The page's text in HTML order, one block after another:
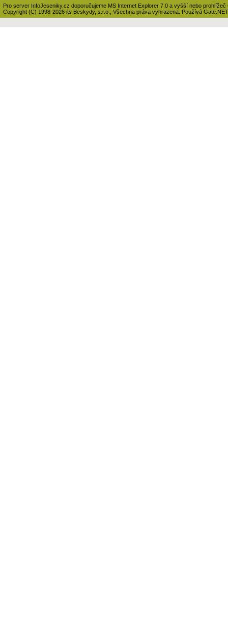
Pro server InfoJeseniky.cz doporučujeme MS Internet Explorer 7.0 a vyšší nebo prohlížeč
Copyright (C) 1998-2026 its Beskydy, s.r.o., Všechna práva vyhrazena. Používá